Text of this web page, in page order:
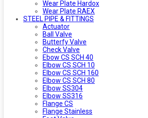
Wear Plate Hardox
Wear Plate RAEX
STEEL PIPE & FITTINGS
Actuator
Ball Valve
Butterfy Valve
Check Valve
Ebow CS SCH 40
Elbow CS SCH 10
Elbow CS SCH 160
Elbow CS SCH 80
Elbow SS304
Elbow SS316
Flange CS
Flange Stainless